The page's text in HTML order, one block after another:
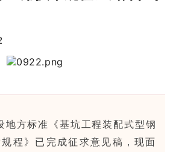
地方标准《基坑工程装配式型钢
程》已完成征求意见稿，现面